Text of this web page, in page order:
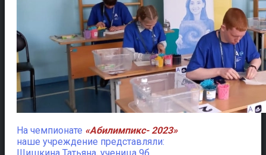
На чемпионате «Абилимпикс- 2023»
наше учреждение представляли: